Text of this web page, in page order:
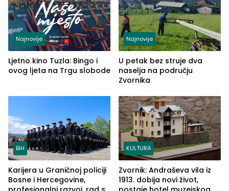
Najnovije
Ljetno kino Tuzla: Bingo i
ovog ljeta na Trgu slobode
Najnovije
U petak bez struje dva
naselja na području
Zvornika
BiH
Karijera u Graničnoj policiji
Bosne i Hercegovine,
KULTURA
Zvornik: Andraševa vila iz
1913. dobija novi život,